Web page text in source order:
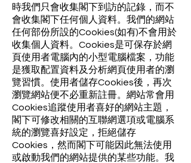
時我們只會收集閣下到訪的記錄，而不
會收集閣下任何個人資料。我們的網站
任何部份所設的Cookies(如有)不會用於
收集個人資料。Cookies是可保存於網
頁使用者電腦內的小型電腦檔案，功能
是獲取配置資料及分析網頁使用者的瀏
覽習慣。使用者儲存Cookies後，再次
瀏覽網站便不必重新註冊。網站常會用
Cookies追蹤使用者喜好的網站主題，
閣下可修改相關的互聯網選項或電腦系
統的瀏覽喜好設定，拒絕儲存
Cookies，然而閣下可能因此無法使用
或啟動我們的網站提供的某些功能。我